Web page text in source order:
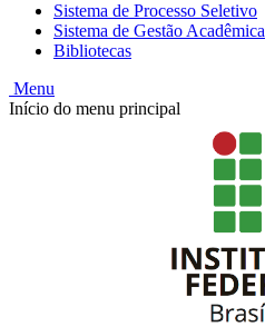
Sistema de Processo Seletivo
Sistema de Gestão Acadêmica
Bibliotecas
Menu
Início do menu principal